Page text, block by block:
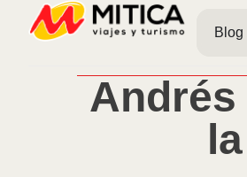
Blog
Andrés